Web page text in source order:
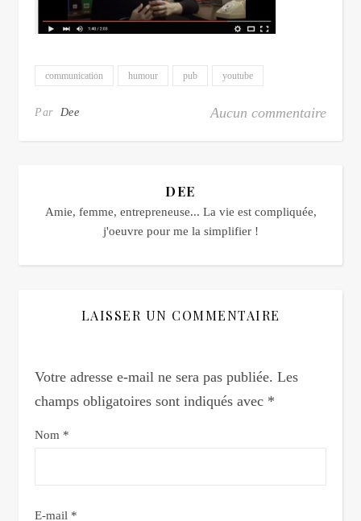
communication humour pub youtube
Par Dee Aucun commentaire
DEE
Amie, femme, entrepreneuse... La vie est compliquée,
j'oeuvre pour me la simplifier !
LAISSER UN COMMENTAIRE
Votre adresse e-mail ne sera pas publiée. Les
champs obligatoires sont indiqués avec *
Nom *
E-mail *